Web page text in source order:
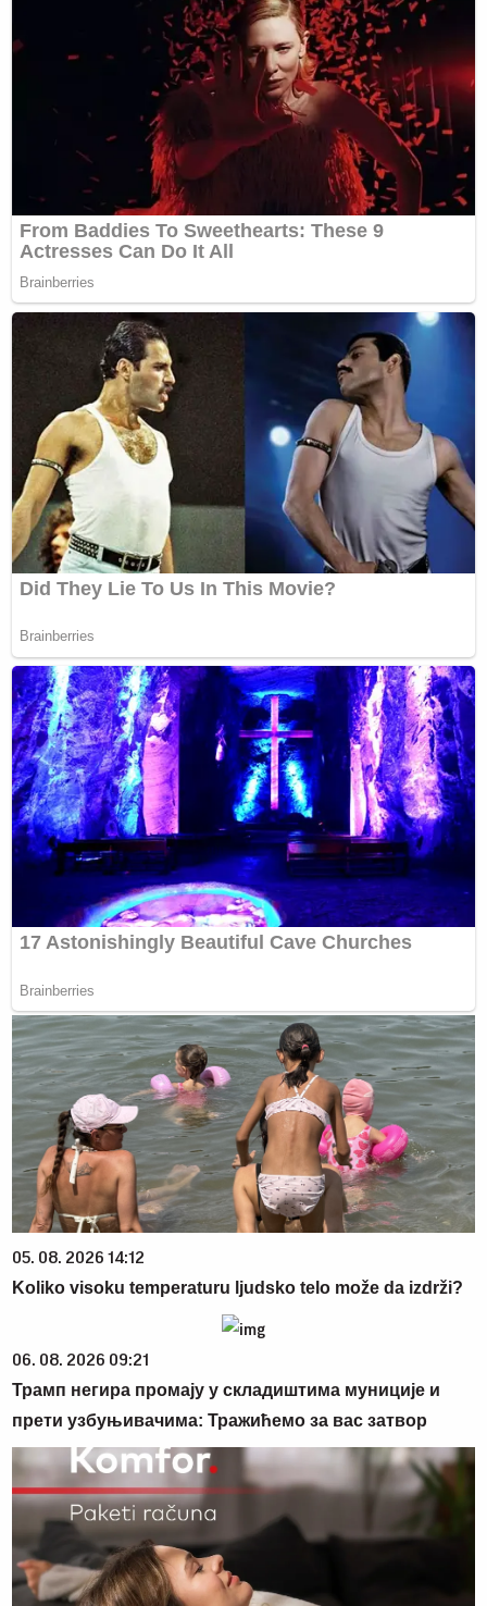
05. 08. 2026 14:12
Koliko visoku temperaturu ljudsko telo može da izdrži?
06. 08. 2026 09:21
Трамп негира промају у складиштима муниције и
прети узбуњивачима: Тражићемо за вас затвор